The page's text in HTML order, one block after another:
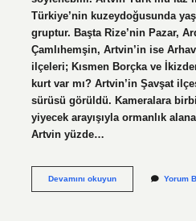
Türkiye’nin kuzeydoğusunda
gruptur. Başta Rize’nin Pazar,
Çamlıhemşin, Artvin’in ise
ilçeleri; Kısmen Borçka ve
kurt var mı? Artvin’in Şavşat
sürüsü görüldü. Kameralara
yiyecek arayışıyla ormanlık
Artvin yüzde…
Devamını okuyunArtvin
Yorum